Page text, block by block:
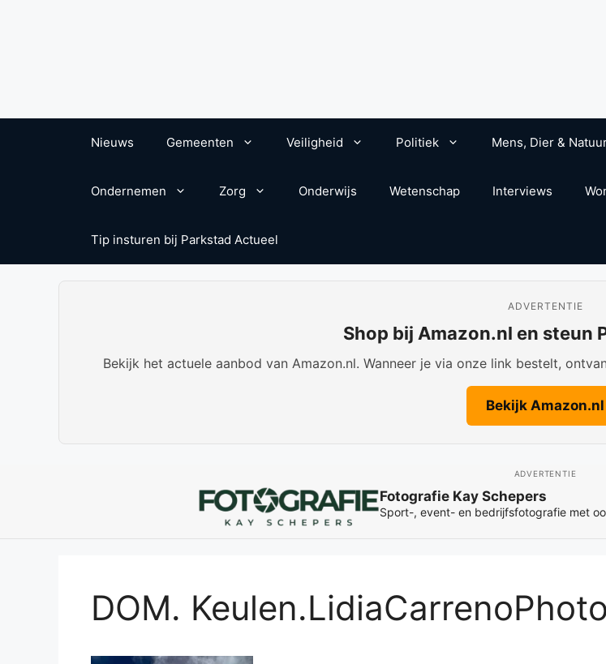
Nieuws Gemeenten Veiligheid Politiek Mens, Dier &
Ondernemen Zorg Onderwijs Wetenschap Interviews
Tip insturen bij Parkstad Actueel
ADVERTENTIE
Shop bij Amazon.nl en steun
Bekijk het actuele aanbod van Amazon.nl. Wanneer je via onze link bestelt,
Bekijk Amazon.nl
ADVERTENTIE
Fotografie Kay Schepers
Sport-, event- en bedrijfsfotografie met
DOM.